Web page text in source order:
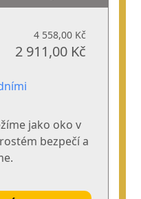
4 558,00 Kč
2 911,00 Kč
jako oko v
bezpečí a